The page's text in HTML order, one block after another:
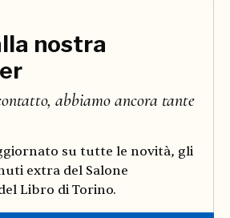
nostra
abbiamo ancora tante
su tutte le novità, gli
extra del Salone
Libro di Torino.